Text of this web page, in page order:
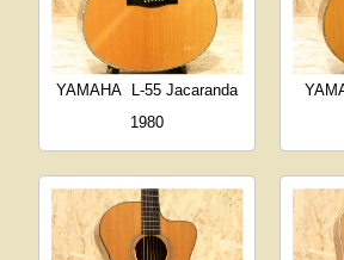
YAMAHA
L-55 Jacaranda
1980